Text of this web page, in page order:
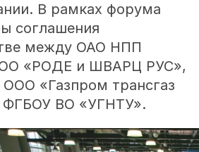
В рамках форума
соглашения
между ОАО НПП
«РОДЕ и ШВАРЦ РУС»,
«Газпром трансгаз
ФГБОУ ВО «УГНТУ».